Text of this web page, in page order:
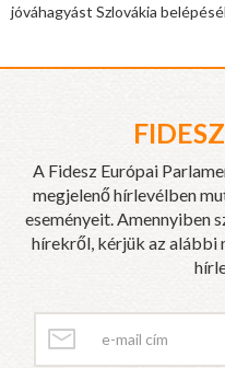
jóváhagyást Szlovákia
A Fidesz Európai
megjelenő hírlevélben
eseményeit. Amennyiben
hírekről, kérjük az